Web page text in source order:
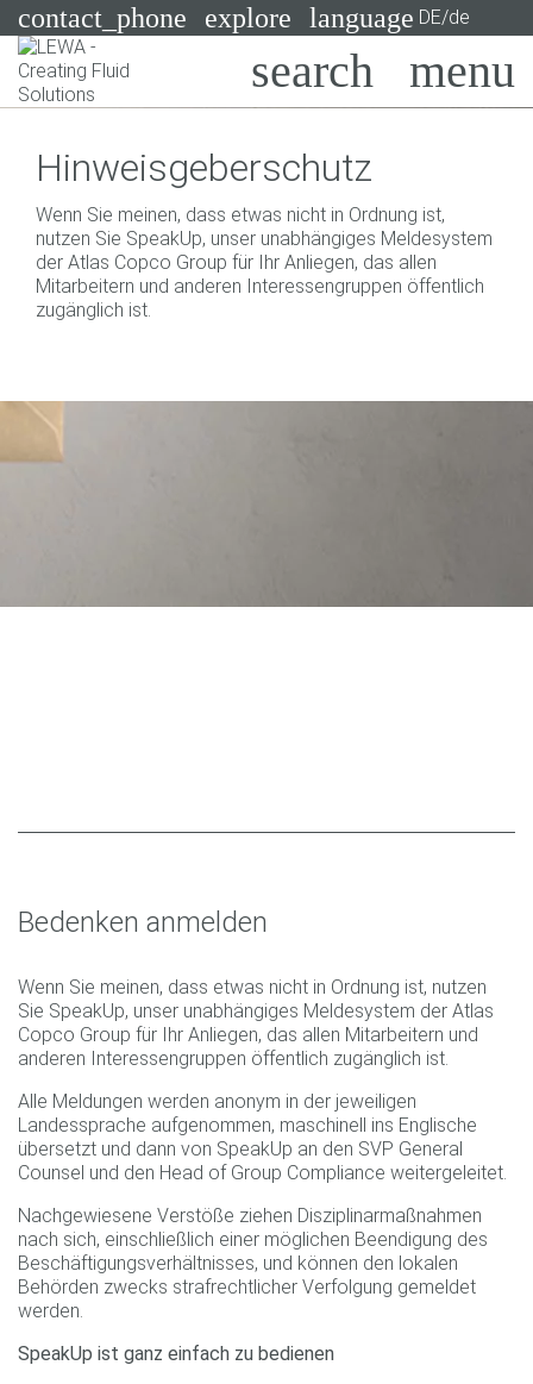
contact_phone explore language DE/de
Suchen
Systeme
Branchen
Anwendungen
Technologien
Hinweisgeberschutz
Wenn Sie meinen, dass etwas nicht in Ordnung ist,
nutzen Sie SpeakUp, unser unabhängiges Meldesystem
der Atlas Copco Group für Ihr Anliegen, das allen
Mitarbeitern und anderen Interessengruppen öffentlich
zugänglich ist.
Bedenken anmelden
Wenn Sie meinen, dass etwas nicht in Ordnung ist, nutzen
Sie SpeakUp, unser unabhängiges Meldesystem der Atlas
Copco Group für Ihr Anliegen, das allen Mitarbeitern und
anderen Interessengruppen öffentlich zugänglich ist.
Alle Meldungen werden anonym in der jeweiligen
Landessprache aufgenommen, maschinell ins Englische
übersetzt und dann von SpeakUp an den SVP General
Counsel und den Head of Group Compliance weitergeleitet.
Nachgewiesene Verstöße ziehen Disziplinarmaßnahmen
nach sich, einschließlich einer möglichen Beendigung des
Beschäftigungsverhältnisses, und können den lokalen
Behörden zwecks strafrechtlicher Verfolgung gemeldet
werden.
SpeakUp ist ganz einfach zu bedienen